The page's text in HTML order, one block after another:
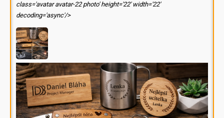
class='avatar avatar-22 photo' height='22' width='22'
decoding='async'/>